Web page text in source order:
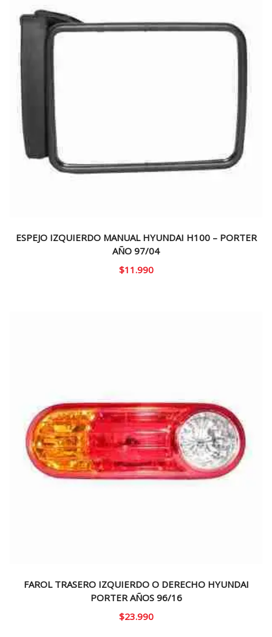
ESPEJO IZQUIERDO MANUAL HYUNDAI H100 – PORTER
AÑO 97/04
$11.990
FAROL TRASERO IZQUIERDO O DERECHO HYUNDAI
PORTER AÑOS 96/16
$23.990